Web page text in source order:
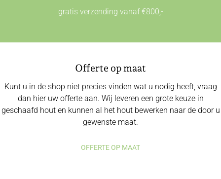
gratis verzending vanaf €800,-
Offerte op maat
Kunt u in de shop niet precies vinden wat u nodig heeft, vraag
dan hier uw offerte aan. Wij leveren een grote keuze in
geschaafd hout en kunnen al het hout bewerken naar de door u
gewenste maat.
OFFERTE OP MAAT